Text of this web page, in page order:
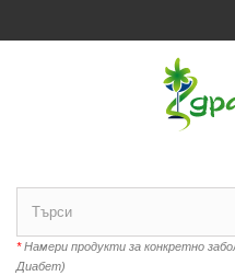
*Намери продукти за конкретно
Диабет)